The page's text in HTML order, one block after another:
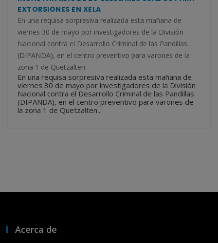
EXTORSIONES EN XELA
En una requisa sorpresiva realizada esta mañana de
viernes 30 de mayo por investigadores de la División
Nacional contra el Desarrollo Criminal de las Pandillas
(DIPANDA), en el centro preventivo para varones de la
zona 1 de Quetzalten
En una requisa sorpresiva realizada esta mañana de
viernes 30 de mayo por investigadores de la División
Nacional contra el Desarrollo Criminal de las Pandillas
(DIPANDA), en el centro preventivo para varones de
la zona 1 de Quetzalten...
Acerca de